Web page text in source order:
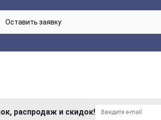
распродаж и скидок!